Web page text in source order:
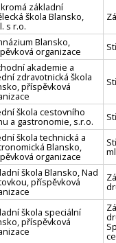
základní
škola Blansko,
s r.o.
Blansko,
organizace
akademie a
zdravotnická škola
příspěvková
škola cestovního
a gastronomie, s.r.o.
škola technická a
Blansko,
organizace
škola Blansko, Nad
příspěvková
škola speciální
příspěvková